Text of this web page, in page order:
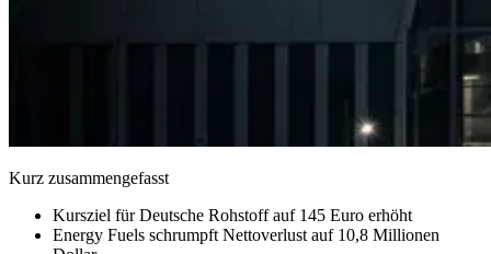
Kurz zusammengefasst
Kursziel für Deutsche Rohstoff auf 145 Euro erhöht
Energy Fuels schrumpft Nettoverlust auf 10,8 Millionen